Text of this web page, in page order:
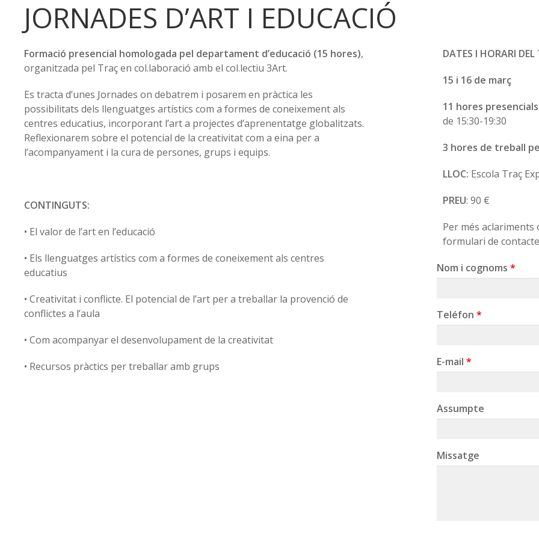
JORNADES D’ART I EDUCACIÓ
Formació presencial homologada pel departament d’educació (15 hores),
organitzada pel Traç en col.laboració amb el col.lectiu 3Art.
Es tracta d’unes Jornades on debatrem i posarem en pràctica les
possibilitats dels llenguatges artístics com a formes de coneixement als
centres educatius, incorporant l’art a projectes d’aprenentatge globalitzats.
Reflexionarem sobre el potencial de la creativitat com a eina per a
l’acompanyament i la cura de persones, grups i equips.
CONTINGUTS:
• El valor de l’art en l’educació
• Els llenguatges artístics com a formes de coneixement als centres
educatius
• Creativitat i conflicte. El potencial de l’art per a treballar la provenció de
conflictes a l’aula
• Com acompanyar el desenvolupament de la creativitat
• Recursos pràctics per treballar amb grups
DATES I HORARI DEL
15 i 16 de març
11 hores presencials
de 15:30-19:30
3 hores de treball
LLOC: Escola Traç
PREU: 90 €
Per més
formulari de contacte
Nom i cognoms *
Teléfon *
E-mail *
Assumpte
Missatge